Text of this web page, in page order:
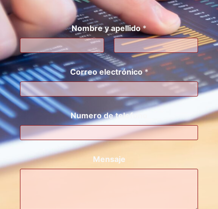
Nombre y apellido*
Nombre Apellidos
Correo electrónico*
Numero de telefono
Mensaje